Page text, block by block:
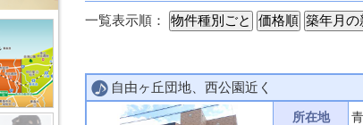
一覧表示順： 物件種別ごと 価格順 築年月の
自由ヶ丘団地、西公園近く
所在地